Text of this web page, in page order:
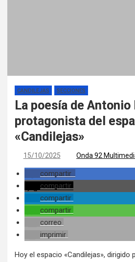
CANDILEJAS SECCIONES
La poesía de Antonio
protagonista del
«Candilejas»
15/10/2025 Onda 92
compartir
compartir
compartir
compartir
correo
imprimir
Hoy el espacio «Candilejas», dirigido